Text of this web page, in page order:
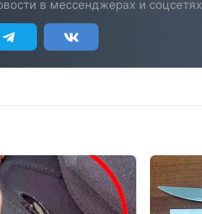
в мессенджерах и соцсетях